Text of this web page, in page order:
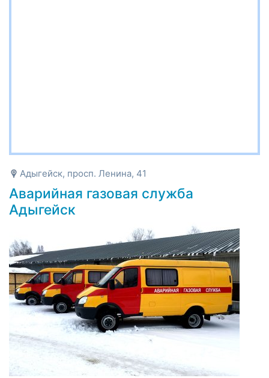
Адыгейск, просп. Ленина, 41
Аварийная газовая служба
Адыгейск